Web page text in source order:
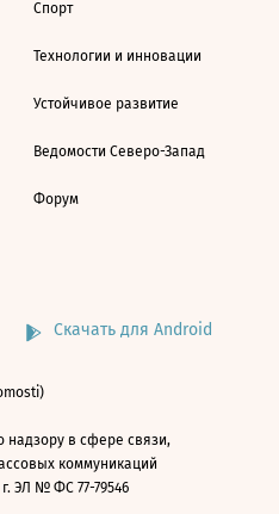
Спорт
Технологии и инновации
Устойчивое развитие
Ведомости Северо-Запад
Форум
Скачать для Android
в сфере связи,
коммуникаций
ЭЛ № ФС 77-79546